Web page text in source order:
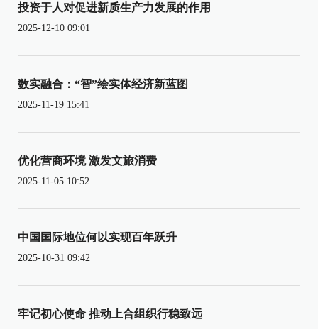
投资于人对促进新质生产力发展的作用
2025-12-10 09:01
数实融合：“智”绘实体经济新蓝图
2025-11-19 15:41
优化营商环境 激发文旅消费
2025-11-05 10:52
中国国际地位何以实现百年跃升
2025-10-31 09:42
牢记初心使命 推动上合组织行稳致远